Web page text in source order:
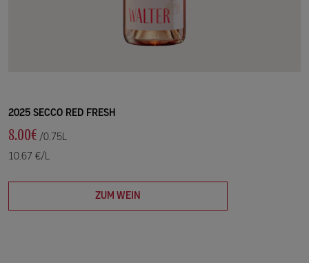
2025 SECCO RED FRESH
8.00€ /0.75L
10.67 €/L
ZUM WEIN